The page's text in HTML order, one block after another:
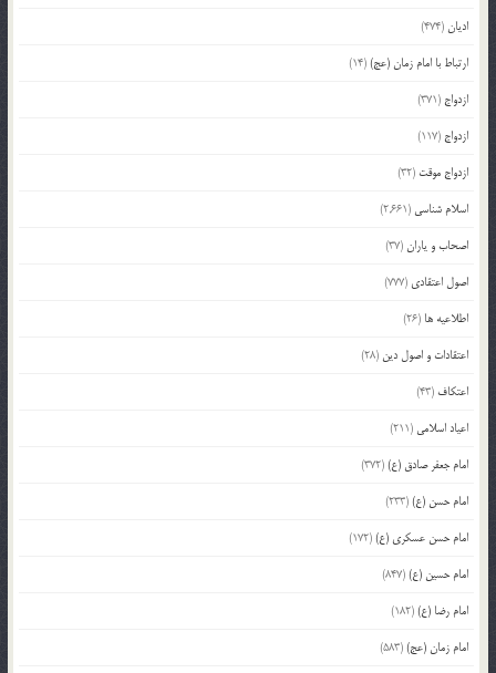
ادیان(474)
ارتباط با امام زمان (عج)(14)
ازدواج (371)
ازدواج (117)
ازدواج موقت (32)
اسلام شناسی (2,661)
اصحاب و یاران(37)
اصول اعتقادی (777)
اطلاعیه ها (26)
اعتقادات و اصول دین (28)
اعتکاف (43)
اعیاد اسلامی (211)
امام جعفر صادق (ع)(372)
امام حسن (ع)(233)
امام حسن عسکری (ع)(172)
امام حسین (ع)(847)
امام رضا (ع)(182)
امام زمان (عج)(583)